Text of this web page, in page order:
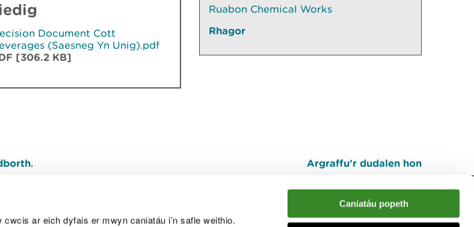
ar eich dyfais er mwyn caniatáu i’n safle weithio.
Caniatáu popeth
Document Cott
(Saesneg Yn Unig).pdf
[306.2 KB]
Ruabon Chemical Works
Rhagor
. Argraffu’r dudalen hon
I fyny